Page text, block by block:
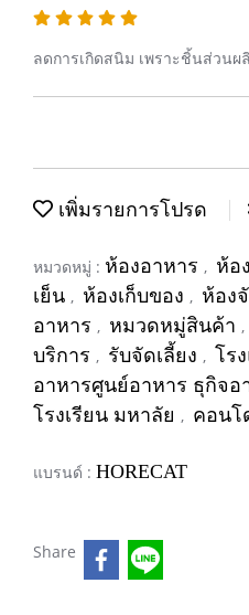
ลดการเกิดสนิม เพราะชิ้นส่วนผ
เพิ่มรายการโปรด
หมวดหมู่ : ห้องอาหาร , ห้อ
เย็น , ห้องเก็บของ , ห้อง
อาหาร , หมวดหมู่สินค้า ,
บริการ , รับจัดเลี้ยง , โร
อาหารศูนย์อาหาร ธุกิจอ
โรงเรียน มหาลัย , คอนโ
แบรนด์ : HORECAT
Share